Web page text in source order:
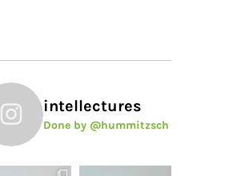
intellectures
Done by @hummitzsch